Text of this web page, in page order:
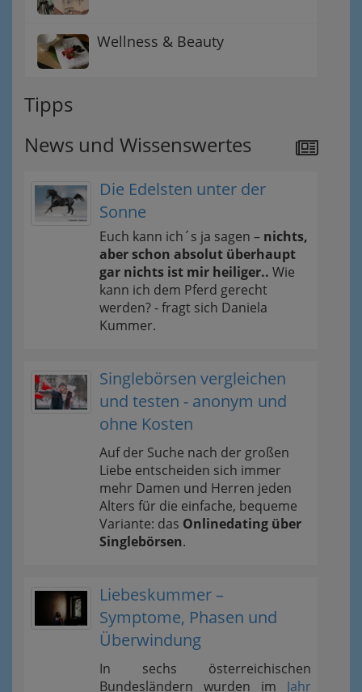
Wellness & Beauty
Tipps
News und Wissenswertes
Die Edelsten unter der
Sonne
Euch kann ich´s ja sagen – nichts,
aber schon absolut überhaupt
gar nichts ist mir heiliger.. Wie
kann ich dem Pferd gerecht
werden? - fragt sich Daniela
Kummer.
Singlebörsen vergleichen
und testen - anonym und
ohne Kosten
Auf der Suche nach der großen
Liebe entscheiden sich immer
mehr Damen und Herren jeden
Alters für die einfache, bequeme
Variante: das Onlinedating über
Singlebörsen.
Liebeskummer –
Symptome, Phasen und
Überwindung
In sechs österreichischen
Bundesländern wurden im Jahr